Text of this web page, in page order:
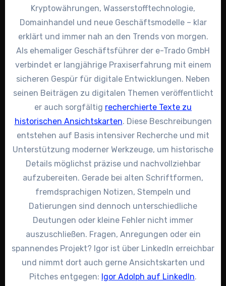
Kryptowährungen, Wasserstofftechnologie,
Domainhandel und neue Geschäftsmodelle – klar
erklärt und immer nah an den Trends von morgen.
Als ehemaliger Geschäftsführer der e-Trado GmbH
verbindet er langjährige Praxiserfahrung mit einem
sicheren Gespür für digitale Entwicklungen. Neben
seinen Beiträgen zu digitalen Themen veröffentlicht
er auch sorgfältig recherchierte Texte zu
historischen Ansichtskarten. Diese Beschreibungen
entstehen auf Basis intensiver Recherche und mit
Unterstützung moderner Werkzeuge, um historische
Details möglichst präzise und nachvollziehbar
aufzubereiten. Gerade bei alten Schriftformen,
fremdsprachigen Notizen, Stempeln und
Datierungen sind dennoch unterschiedliche
Deutungen oder kleine Fehler nicht immer
auszuschließen. Fragen, Anregungen oder ein
spannendes Projekt? Igor ist über LinkedIn erreichbar
und nimmt dort auch gerne Ansichtskarten und
Pitches entgegen: Igor Adolph auf LinkedIn.